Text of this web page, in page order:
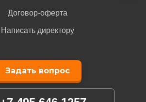
Договор-оферта
Написать директору
Задать вопрос